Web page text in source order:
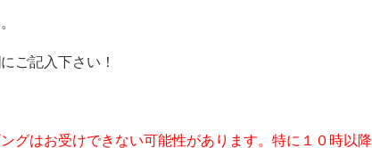
ご記入下さい！
グはお受けできない可能性があります。特に１０時以降